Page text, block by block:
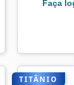
Faça
TITÂNIO